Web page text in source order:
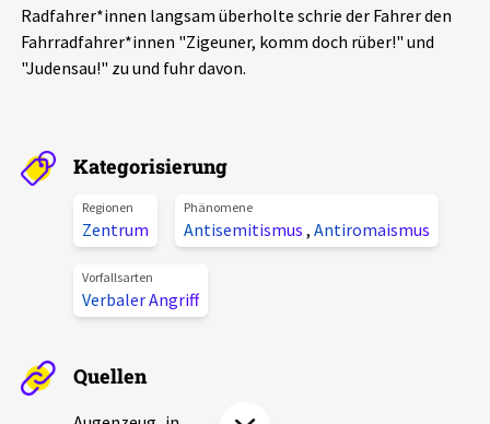
Alle Beiträge
Veranstaltungen
Podcasts
Unterstützer_innen
Spenden
Radfahrer*innen langsam überholte schrie der Fahrer den
Fahrradfahrer*innen "Zigeuner, komm doch rüber!" und
"Judensau!" zu und fuhr davon.
Kategorisierung
Regionen
Zentrum
Phänomene
Antisemitismus , Antiromaismus
Vorfallsarten
Verbaler Angriff
Quellen